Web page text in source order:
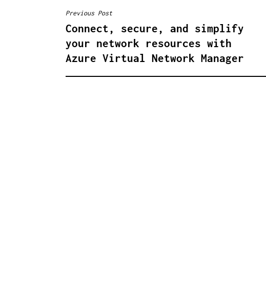
B
E
I
T
Previous Post
Connect, secure, and simplify
your network resources with
Azure Virtual Network Manager